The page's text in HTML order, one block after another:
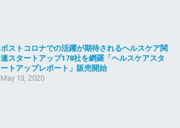
ポストコロナでの活躍が期待されるヘルスケア関
連スタートアップ178社を網羅「ヘルスケアスタ
ートアップレポート」販売開始
May 13, 2020